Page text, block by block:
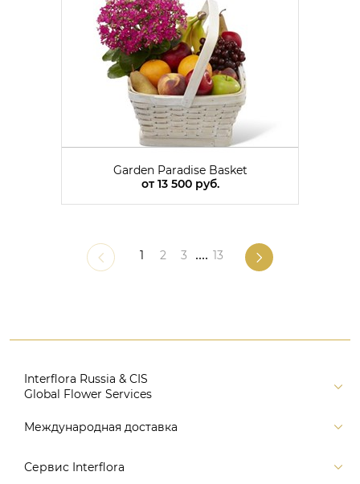
Garden Paradise Basket
от13 500 руб.
1 2 3 .... 13
Interflora Russia & CIS
Global Flower Services
Версия для печати
Поиск
Международная доставка
Россия
Сервис Interflora